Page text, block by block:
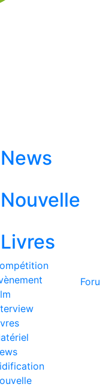
News
Nouvelle
Livres